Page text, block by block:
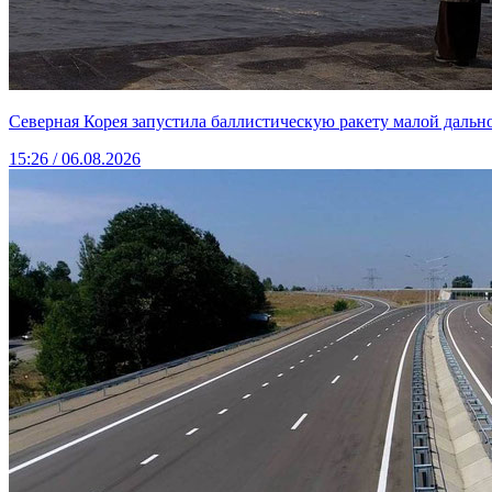
Северная Корея запустила баллистическую ракету малой
15:26 / 06.08.2026